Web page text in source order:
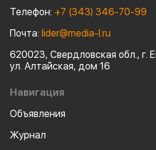
Навигация
Объявления
Журнал
Телефон: +7 (343) 346-70-99
Почта: lider@media-l.ru
620023, Свердловская обл., г.
ул. Алтайская, дом 16